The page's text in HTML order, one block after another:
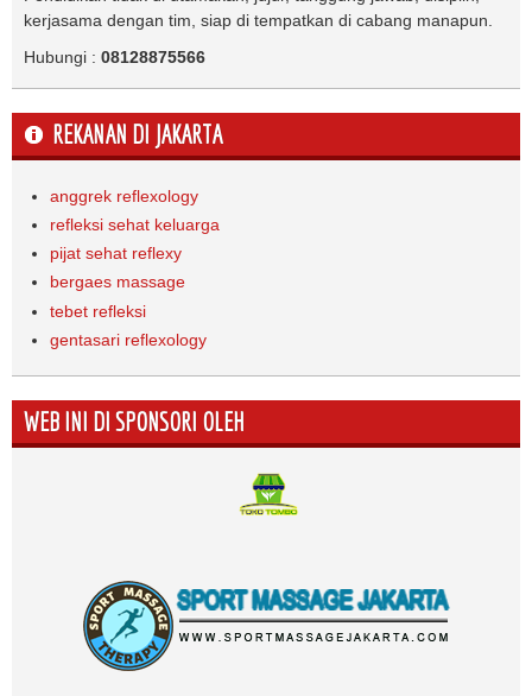
kerjasama dengan tim, siap di tempatkan di cabang manapun.
Hubungi : 08128875566
REKANAN DI JAKARTA
anggrek reflexology
refleksi sehat keluarga
pijat sehat reflexy
bergaes massage
tebet refleksi
gentasari reflexology
WEB INI DI SPONSORI OLEH